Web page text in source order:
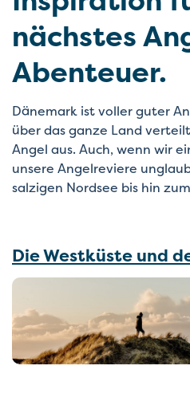
nächstes
Abenteuer.
Dänemark ist voller guter
über das ganze Land
Angel aus. Auch, wenn wir
unsere Angelreviere
salzigen Nordsee bis hin
Die Westküste und